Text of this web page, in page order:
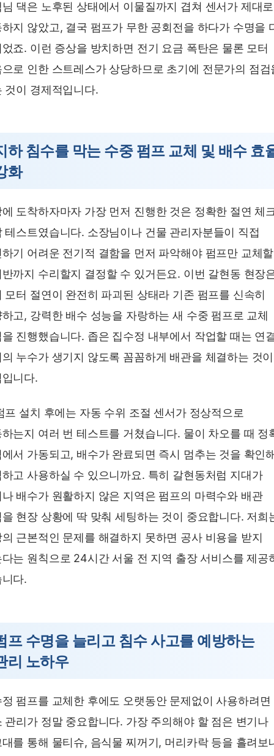
댁은 노후된 상태에서 이물질까지 겹쳐 센서가 제대로
지 않았고, 결국 펌프가 무한 공회전을 하다가 수명을
죠. 이런 증상을 방치하면 전기 요금 폭탄은 물론 모터
로 인한 스트레스가 상당하므로 초기에 전문가의 점검
것이 경제적입니다.
하 침수를 막는 수중 펌프 교체 및 배수 효
화
도착하자마자 가장 먼저 진행한 것은 정확한 절연 체
테스트였습니다. 소장님이나 건물 관리자분들이 직접
기 어려운 전기적 결함을 먼저 파악해야 펌프만 교체
까지 수리할지 결정할 수 있거든요. 이번 갈현동 현장
모터 절연이 완전히 파괴된 상태라 기존 펌프를 신속히
고, 강력한 배수 성능을 자랑하는 새 수중 펌프로 교체
진행했습니다. 좁은 집수정 내부에서 작업할 때는 연
누수가 생기지 않도록 꼼꼼하게 배관을 체결하는 것이
니다.
프 설치 후에는 자동 수위 조절 센서가 정상적으로
는지 여러 번 테스트를 거쳤습니다. 물이 차오를 때 정
서 가동되고, 배수가 완료되면 즉시 멈추는 것을 확인
고 사용하실 수 있으니까요. 특히 갈현동처럼 지대가
배수가 원활하지 않은 지역은 펌프의 마력수와 배관
현장 상황에 딱 맞춰 세팅하는 것이 중요합니다. 저희
근본적인 문제를 해결하지 못하면 공사 비용을 받지
는 원칙으로 24시간 서울 전 지역 출장 서비스를 제공
다.
프 수명을 늘리고 침수 사고를 예방하는
리 노하우
펌프를 교체한 후에도 오랫동안 문제없이 사용하려면
관리가 정말 중요합니다. 가장 주의해야 할 점은 변기나
를 통해 물티슈, 음식물 찌꺼기, 머리카락 등을 흘려보